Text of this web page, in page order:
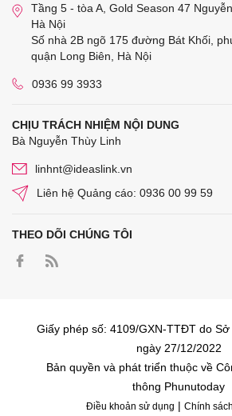
Tầng 5 - tòa A, Gold Season 47
Hà Nội
Số nhà 2B ngõ 175 đường Bát Khối,
quận Long Biên, Hà Nội
0936 99 3933
CHỊU TRÁCH NHIỆM NỘI DUNG
Bà Nguyễn Thùy Linh
linhnt@ideaslink.vn
Liên hệ Quảng cáo: 0936 00 99 59
THEO DÕI CHÚNG TÔI
Giấy phép số: 4109/GXN-TTĐT do
ngày 27/12/2022
Bản quyền và phát triển thuộc về
thông Phunutoday
Điều khoản sử dụng | Chính